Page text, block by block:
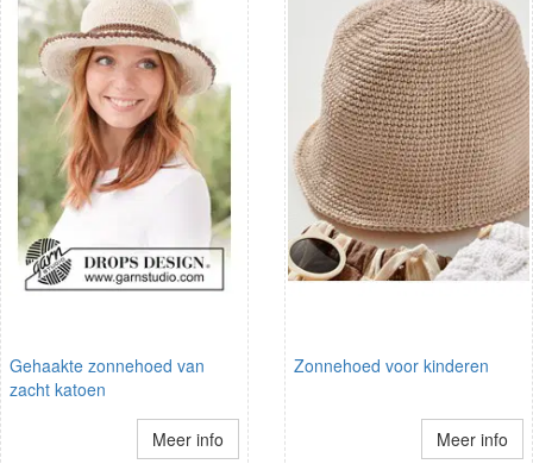
Gehaakte zonnehoed van
zacht katoen
Meer info
Zonnehoed voor kinderen
Meer info